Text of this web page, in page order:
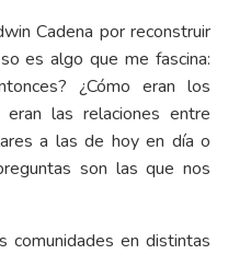
Cadena por reconstruir
es algo que me fascina:
¿Cómo eran los
las relaciones entre
a las de hoy en día o
son las que nos
comunidades en distintas